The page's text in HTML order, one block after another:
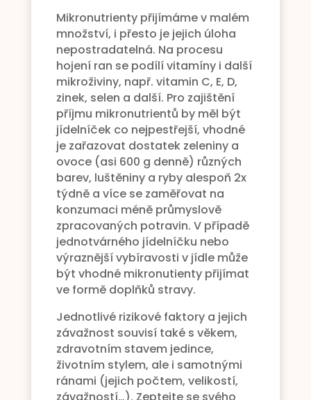
Mikronutrienty přijímáme v malém
množství, i přesto je jejich úloha
nepostradatelná. Na procesu
hojení ran se podílí vitamíny i další
mikroživiny, např. vitamin C, E, D,
zinek, selen a další. Pro zajištění
příjmu mikronutrientů by měl být
jídelníček co nejpestřejší, vhodné
je zařazovat dostatek zeleniny a
ovoce (asi 600 g denně) různých
barev, luštěniny a ryby alespoň 2x
týdně a více se zaměřovat na
konzumaci méně průmyslově
zpracovaných potravin. V případě
jednotvárného jídelníčku nebo
výraznější vybíravosti v jídle může
být vhodné mikronutienty přijímat
ve formě doplňků stravy.
Jednotlivé rizikové faktory a jejich
závažnost souvisí také s věkem,
zdravotním stavem jedince,
životním stylem, ale i samotnými
ránami (jejich počtem, velikostí,